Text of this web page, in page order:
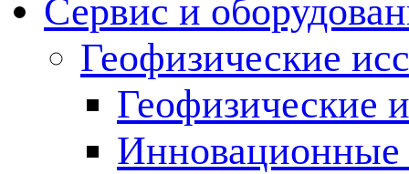
Сервис и
Геофизические
Геофизические
Инновационные